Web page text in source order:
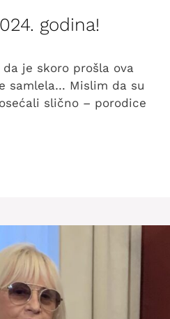
godina!
je skoro prošla ova
samlela… Mislim da su
slično – porodice